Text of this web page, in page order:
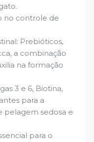
no controle de
Prebióticos,
a combinação
na formação
3 e 6, Biotina,
para a
pelagem sedosa e
para o